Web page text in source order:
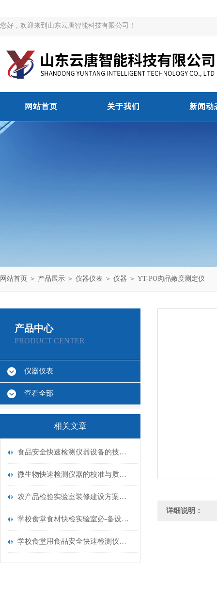
您好，欢迎来到山东云唐智能科技有限公司！
网站首页 关于我们 新闻动
网站首页 ＞ 产品展示 ＞ 仪器仪表 ＞ 仪器 ＞ YT-PO肉品嫩度测定仪
产品中心
PRODUCT CENTER
仪器仪表
查看全部
相关文章
食品安全快速检测仪器设备的技术演进与应用场景
微生物快速检测仪器的校准与质控：保证结果准确性的黄金法则
农产品检验实验室装修建设方案仪器配置清单@云唐仪器
学校食堂食材快检实验室必-备设备清单【云唐仪器推荐】
学校食堂用食品安全快速检测仪器【行业推荐】云唐食品安全检测仪
详细说明：